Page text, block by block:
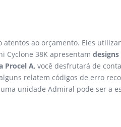
ao orçamento. Eles
Cyclone 38K apresentam
Procel A, você desfrutará de
relatem códigos de erro
unidade Admiral pode ser a